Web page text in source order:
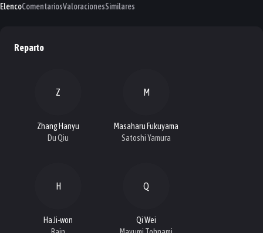
ElencoComentariosValoracionesSimilares
Reparto
Z
Zhang Hanyu
Du Qiu
M
Masaharu Fukuyama
Satoshi Yamura
H
Ha Ji-won
Q
Qi Wei